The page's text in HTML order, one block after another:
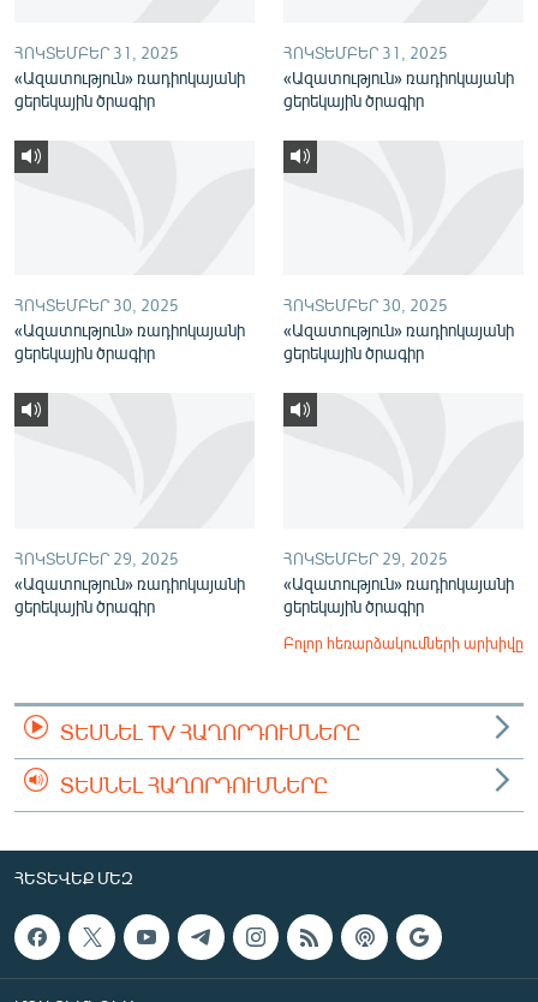
ՀԵՏԵՎԵՔ ՄԵԶ
ՀՈԿՏԵՄԲԵՐ 31, 2025
«Ազատություն» ռադիոկայանի
ցերեկային ծրագիր
ՀՈԿՏԵՄԲԵՐ 31, 2025
«Ազատություն» ռադիոկայանի
ցերեկային ծրագիր
ՀՈԿՏԵՄԲԵՐ 30, 2025
«Ազատություն» ռադիոկայանի
ցերեկային ծրագիր
ՀՈԿՏԵՄԲԵՐ 30, 2025
«Ազատություն» ռադիոկայանի
ցերեկային ծրագիր
ՀՈԿՏԵՄԲԵՐ 29, 2025
«Ազատություն» ռադիոկայանի
ցերեկային ծրագիր
ՀՈԿՏԵՄԲԵՐ 29, 2025
«Ազատություն» ռադիոկայանի
ցերեկային ծրագիր
Բոլոր հեռարձակումների արխիվը
ՏԵՍՆԵԼ TV ՀԱՂՈՐԴՈՒՄՆԵՐԸ
ՏԵՍՆԵԼ ՀԱՂՈՐԴՈՒՄՆԵՐԸ
ՀԵՏԵՎԵՔ ՄԵԶ